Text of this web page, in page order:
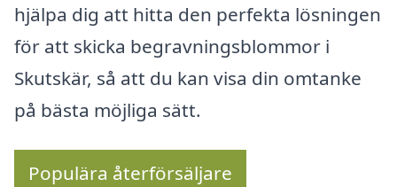
hjälpa dig att hitta den perfekta lösningen
för att skicka begravningsblommor i
Skutskär, så att du kan visa din omtanke
på bästa möjliga sätt.
Populära återförsäljare